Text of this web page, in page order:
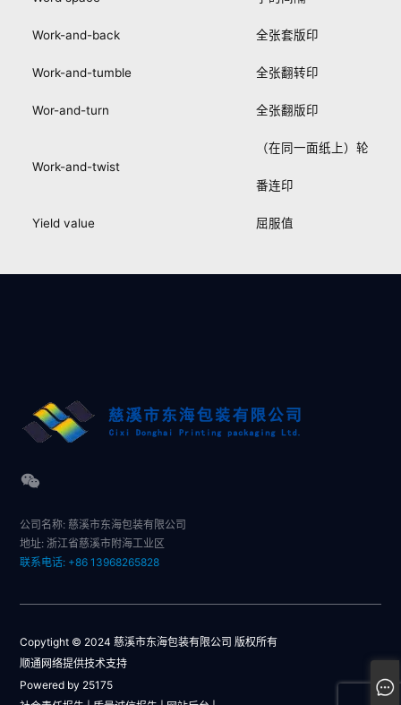
Work-and-back 全张套版印
Work-and-tumble 全张翻转印
Wor-and-turn 全张翻版印
Work-and-twist
（在同一面纸上）轮
番连印
Yield value 屈服值
公司名称: 慈溪市东海包装有限公司
地址: 浙江省慈溪市附海工业区
联系电话: +86 13968265828
Copytight © 2024 慈溪市东海包装有限公司 版权所有
顺通网络提供技术支持
Powered by 25175